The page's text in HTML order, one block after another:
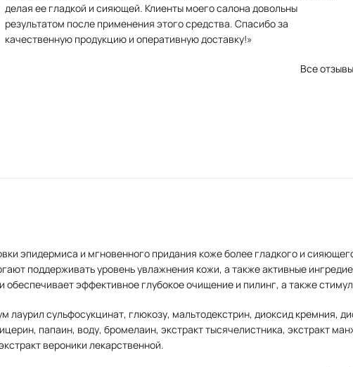
делая ее гладкой и сияющей. Клиенты моего салона довольны
результатом после применения этого средства. Спасибо за
качественную продукцию и оперативную доставку!»
Все отзывы
эпидермиса и мгновенного придания коже более гладкого и
поддерживать уровень увлажнения кожи, а также активные
обеспечивает эффективное глубокое очищение и пилинг, а также
лаурил сульфосукцинат, глюкозу, мальтодекстрин, диоксид кремния,
папаин, воду, бромелаин, экстракт тысячелистника, экстракт
вероники лекарственной.